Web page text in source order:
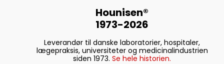
Hounisen®
1973-2026
Leverandør til danske laboratorier, hospitaler,
lægepraksis, universiteter og medicinalindustrien
siden 1973. Se hele historien.